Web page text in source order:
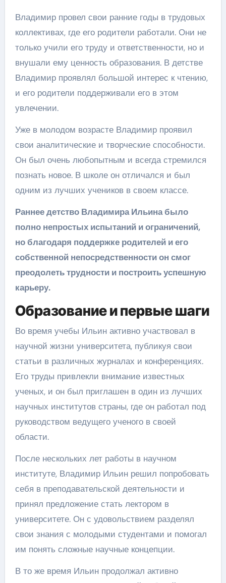
Владимир провел свои ранние годы в трудовых
коллективах, где его родители работали. Они не
только учили его труду и ответственности, но и
внушали ему ценность образования. В детстве
Владимир проявлял большой интерес к чтению,
и его родители поддерживали его в этом
увлечении.
Уже в молодом возрасте Владимир проявил
свои аналитические и творческие способности.
Он был очень любопытным и всегда стремился
познать новое. В школе он отличался и был
одним из лучших учеников в своем классе.
Раннее детство Владимира Ильина было
полно непростых испытаний и ограничений,
но благодаря поддержке родителей и его
собственной непосредственности он смог
преодолеть трудности и построить успешную
карьеру.
Образование и первые шаги
Во время учебы Ильин активно участвовал в
научной жизни университета, публикуя свои
статьи в различных журналах и конференциях.
Его труды привлекли внимание известных
ученых, и он был приглашен в один из лучших
научных институтов страны, где он работал под
руководством ведущего ученого в своей
области.
После нескольких лет работы в научном
институте, Владимир Ильин решил попробовать
себя в преподавательской деятельности и
принял предложение стать лектором в
университете. Он с удовольствием разделял
свои знания с молодыми студентами и помогал
им понять сложные научные концепции.
В то же время Ильин продолжал активно